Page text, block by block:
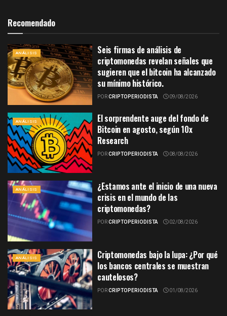
Recomendado
ANÁLISIS
Seis firmas de análisis de
criptomonedas revelan señales que
sugieren que el bitcoin ha alcanzado
su mínimo histórico.
PORCRIPTOPERIODISTA 09/08/2026
ANÁLISIS
El sorprendente auge del fondo de
Bitcoin en agosto, según 10x
Research
PORCRIPTOPERIODISTA 08/08/2026
ANÁLISIS
¿Estamos ante el inicio de una nueva
crisis en el mundo de las
criptomonedas?
PORCRIPTOPERIODISTA 02/08/2026
ANÁLISIS
Criptomonedas bajo la lupa: ¿Por qué
los bancos centrales se muestran
cautelosos?
PORCRIPTOPERIODISTA 01/08/2026